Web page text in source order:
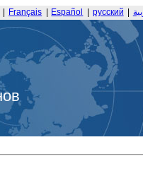
Français Español русский